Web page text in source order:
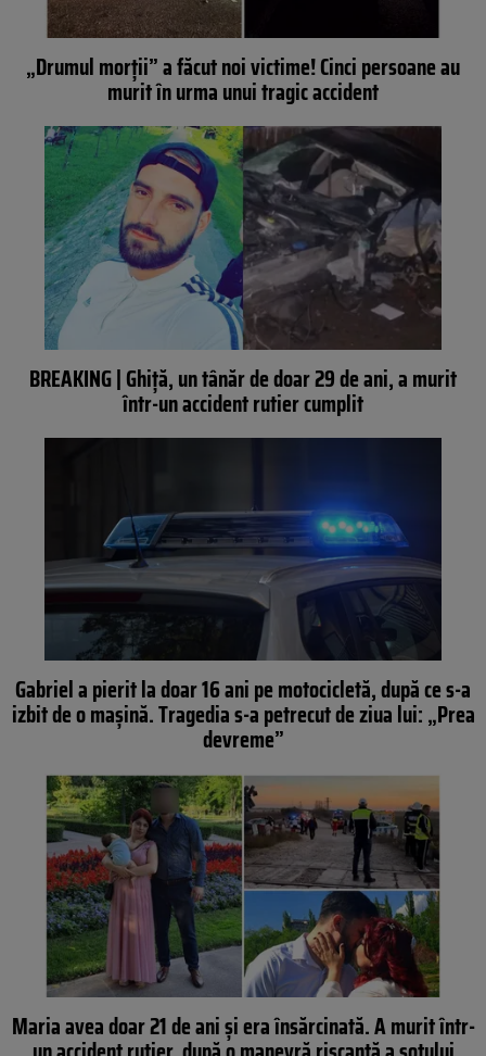
„Drumul morții” a făcut noi victime! Cinci persoane au
murit în urma unui tragic accident
BREAKING | Ghiță, un tânăr de doar 29 de ani, a murit
într-un accident rutier cumplit
Gabriel a pierit la doar 16 ani pe motocicletă, după ce s-a
izbit de o mașină. Tragedia s-a petrecut de ziua lui: „Prea
devreme”
Maria avea doar 21 de ani și era însărcinată. A murit într-